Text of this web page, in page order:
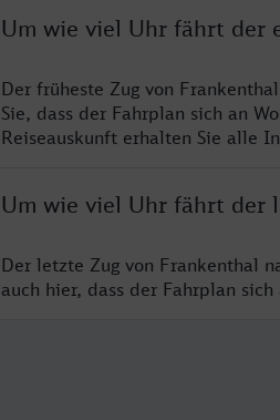
Um wie viel Uhr fährt der
Der früheste Zug von
Sie, dass der Fahrplan sich an
Reiseauskunft erhalten Sie alle
Um wie viel Uhr fährt der
Der letzte Zug von Frankenthal
auch hier, dass der Fahrplan